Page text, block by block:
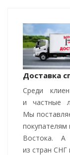
Доставка
Среди
и частные
Мы
покупателям
Востока.
из стран СНГ